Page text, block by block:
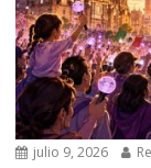
julio 9, 2026